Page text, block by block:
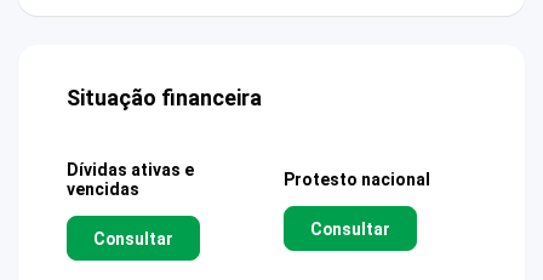
Situação financeira
Dívidas ativas e
vencidas
Consultar
Protesto nacional
Consultar